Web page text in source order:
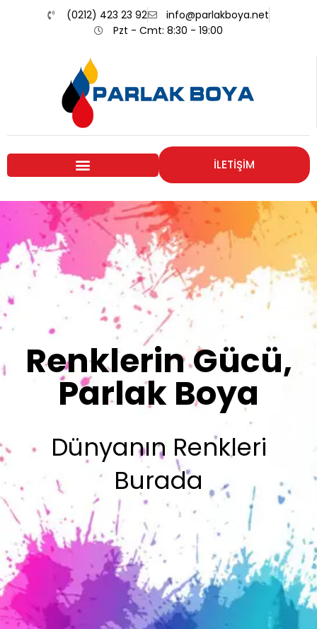
(0212) 423 23 92
info@parlakboya.net
Pzt - Cmt: 8:30 - 19:00
İLETİŞİM
Renklerimiz
Sizin İmzanız
Olsun